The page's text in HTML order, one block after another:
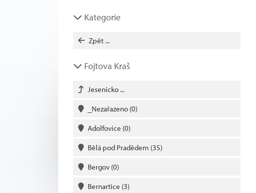
Kategorie
Zpět ...
Fojtova Kraš
Jesenicko ...
_Nezařazeno (0)
Adolfovice (0)
Bělá pod Pradědem (35)
Bergov (0)
Bernartice (3)